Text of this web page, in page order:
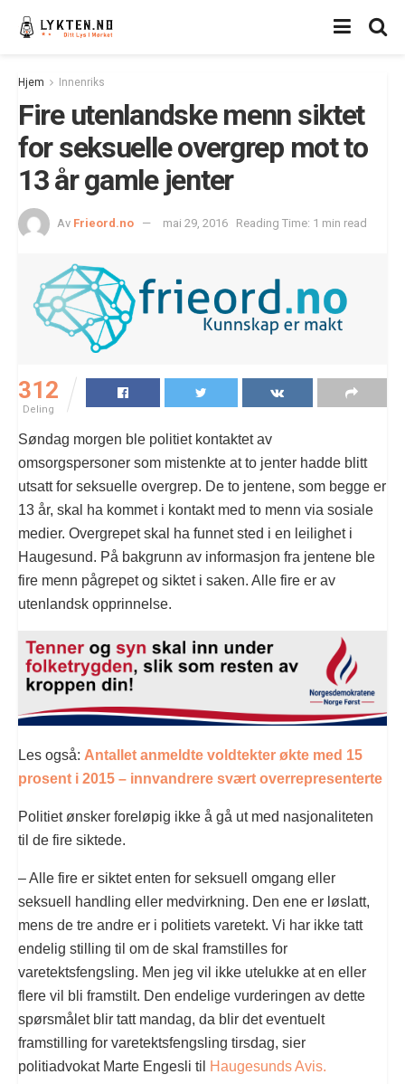
Hjem Innenriks
Fire utenlandske menn siktet
for seksuelle overgrep mot to
13 år gamle jenter
Av Frieord.no mai 29, 2016 Reading Time: 1 min read
312
Deling
Søndag morgen ble politiet kontaktet av
omsorgspersoner som mistenkte at to jenter hadde blitt
utsatt for seksuelle overgrep. De to jentene, som begge er
13 år, skal ha kommet i kontakt med to menn via sosiale
medier. Overgrepet skal ha funnet sted i en leilighet i
Haugesund. På bakgrunn av informasjon fra jentene ble
fire menn pågrepet og siktet i saken. Alle fire er av
utenlandsk opprinnelse.
Les også: Antallet anmeldte voldtekter økte med 15
prosent i 2015 – innvandrere svært overrepresenterte
Politiet ønsker foreløpig ikke å gå ut med nasjonaliteten
til de fire siktede.
– Alle fire er siktet enten for seksuell omgang eller
seksuell handling eller medvirkning. Den ene er løslatt,
mens de tre andre er i politiets varetekt. Vi har ikke tatt
endelig stilling til om de skal framstilles for
varetektsfengsling. Men jeg vil ikke utelukke at en eller
flere vil bli framstilt. Den endelige vurderingen av dette
spørsmålet blir tatt mandag, da blir det eventuelt
framstilling for varetektsfengsling tirsdag, sier
politiadvokat Marte Engesli til
Haugesunds Avis.